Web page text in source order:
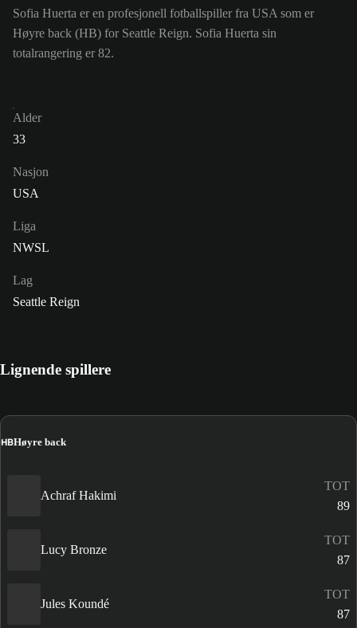
Sofia Huerta er en profesjonell fotballspiller fra USA som er
Høyre back (HB) for Seattle Reign. Sofia Huerta sin
totalrangering er 82.
Alder
33
Nasjon
USA
Liga
NWSL
Lag
Seattle Reign
Lignende spillere
HBHøyre back
Achraf Hakimi
TOT
89
Lucy Bronze
TOT
87
Jules Koundé
TOT
87